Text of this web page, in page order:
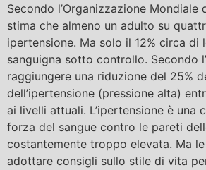
Secondo l’Organizzazione Mondiale
stima che almeno un adulto su
ipertensione. Ma solo il 12% circa di
sanguigna sotto controllo. Secondo
raggiungere una riduzione del 25%
dell’ipertensione (pressione alta)
ai livelli attuali. L’ipertensione è una
forza del sangue contro le pareti
costantemente troppo elevata. Ma
adottare consigli sullo stile di vita